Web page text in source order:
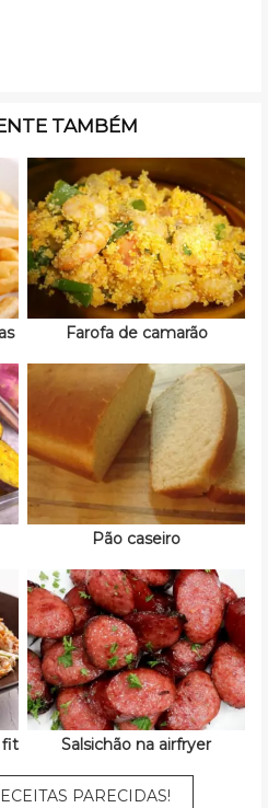
TAMBÉM
Farofa de camarão
Pão caseiro
fit Salsichão na airfryer
PARECIDAS!